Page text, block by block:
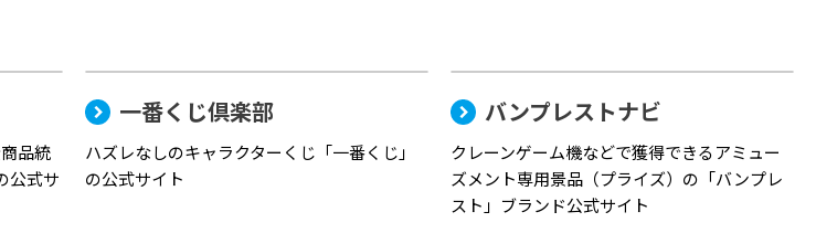
品統
公式サ
一番くじ倶楽部
ハズレなしのキャラクターくじ「一番くじ」
の公式サイト
バンプレストナビ
クレーンゲーム機などで獲得できるアミュー
ズメント専用景品（プライズ）の「バンプレ
スト」ブランド公式サイト